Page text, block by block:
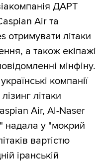
ДАРТ
Air та
отримувати літаки
а також екіпажі
мінфіну.
компанії
літаки
Air, Al-Naser
надала у "мокрий
вартістю
іранській